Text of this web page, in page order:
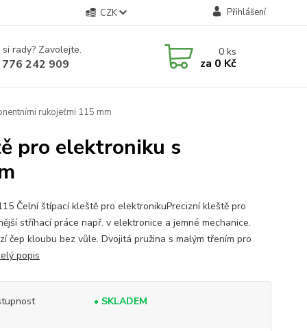
CZK Přihlášení
rady? Zavolejte.
242 909
0ks
za 0 Kč
rukojeťmi 115 mm
pro elektroniku s
Čelní štípací kleště pro elektronikuPrecizní kleště pro
stříhací práce např. v elektronice a jemné mechanice.
čep kloubu bez vůle. Dvojitá pružina s malým třením pro
popis
• SKLADEM